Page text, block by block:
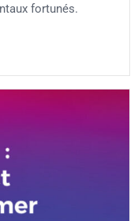
fortunés.